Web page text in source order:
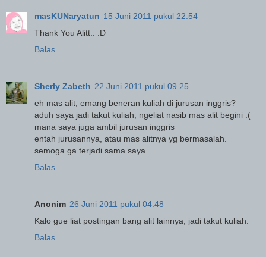
masKUNaryatun 15 Juni 2011 pukul 22.54
Thank You Alitt.. :D
Balas
Sherly Zabeth 22 Juni 2011 pukul 09.25
eh mas alit, emang beneran kuliah di jurusan inggris?
aduh saya jadi takut kuliah, ngeliat nasib mas alit begini :(
mana saya juga ambil jurusan inggris
entah jurusannya, atau mas alitnya yg bermasalah.
semoga ga terjadi sama saya.
Balas
Anonim 26 Juni 2011 pukul 04.48
Kalo gue liat postingan bang alit lainnya, jadi takut kuliah.
Balas